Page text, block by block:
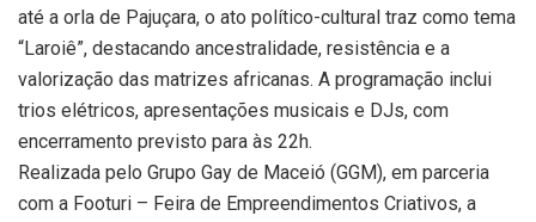
até a orla de Pajuçara, o ato político-cultural traz como tema
“Laroiê”, destacando ancestralidade, resistência e a
valorização das matrizes africanas. A programação inclui
trios elétricos, apresentações musicais e DJs, com
encerramento previsto para às 22h.
Realizada pelo Grupo Gay de Maceió (GGM), em parceria
com a Footuri – Feira de Empreendimentos Criativos, a